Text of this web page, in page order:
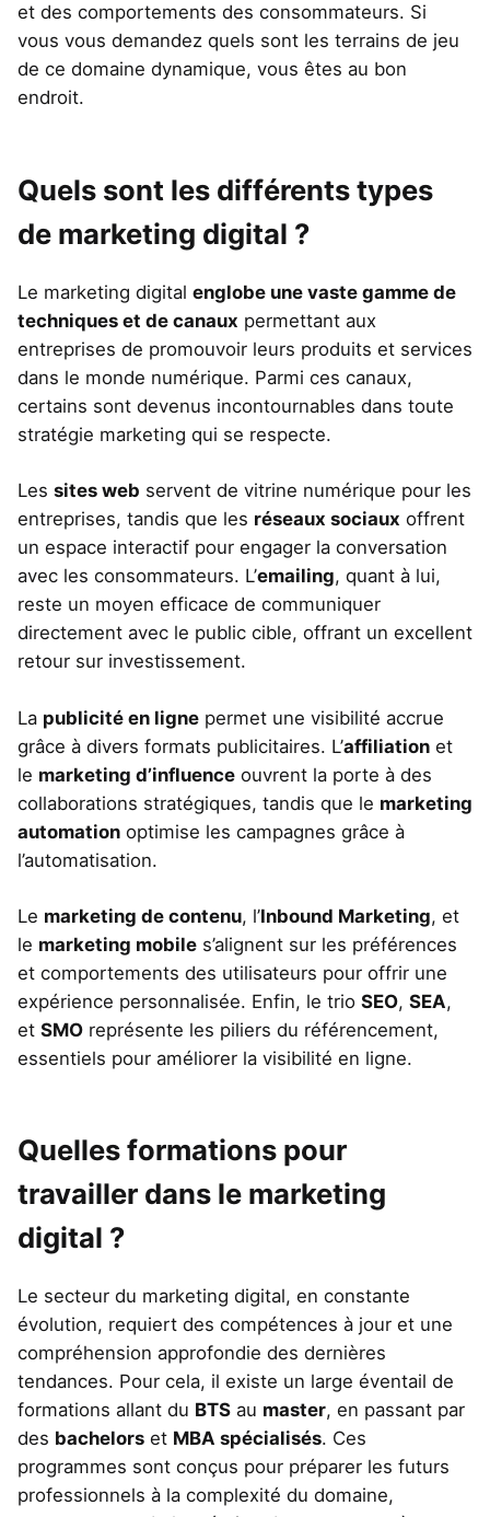
et des comportements des consommateurs. Si
vous vous demandez quels sont les terrains de jeu
de ce domaine dynamique, vous êtes au bon
endroit.
Quels sont les différents types
de marketing digital ?
Le marketing digital englobe une vaste gamme de
techniques et de canaux permettant aux
entreprises de promouvoir leurs produits et services
dans le monde numérique. Parmi ces canaux,
certains sont devenus incontournables dans toute
stratégie marketing qui se respecte.
Les sites web servent de vitrine numérique pour les
entreprises, tandis que les réseaux sociaux offrent
un espace interactif pour engager la conversation
avec les consommateurs. L’emailing, quant à lui,
reste un moyen efficace de communiquer
directement avec le public cible, offrant un excellent
retour sur investissement.
La publicité en ligne permet une visibilité accrue
grâce à divers formats publicitaires. L’affiliation et
le marketing d’influence ouvrent la porte à des
collaborations stratégiques, tandis que le marketing
automation optimise les campagnes grâce à
l’automatisation.
Le marketing de contenu, l’Inbound Marketing, et
le marketing mobile s’alignent sur les préférences
et comportements des utilisateurs pour offrir une
expérience personnalisée. Enfin, le trio SEO, SEA,
et SMO représente les piliers du référencement,
essentiels pour améliorer la visibilité en ligne.
Quelles formations pour
travailler dans le marketing
digital ?
Le secteur du marketing digital, en constante
évolution, requiert des compétences à jour et une
compréhension approfondie des dernières
tendances. Pour cela, il existe un large éventail de
formations allant du BTS au master, en passant par
des bachelors et MBA spécialisés. Ces
programmes sont conçus pour préparer les futurs
professionnels à la complexité du domaine,